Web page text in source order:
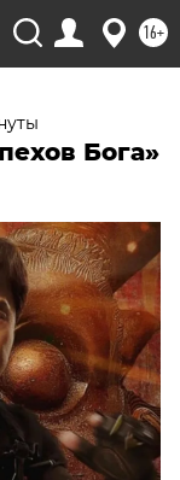
16+
Бога»